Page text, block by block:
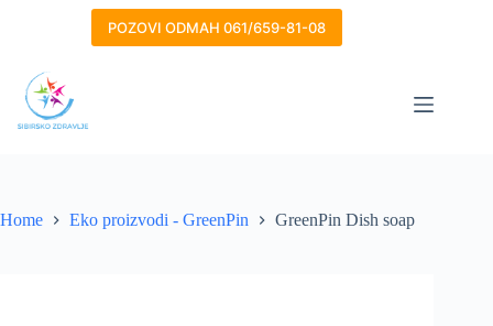
POZOVI ODMAH 061/659-81-08
Home Eko proizvodi - GreenPin GreenPin Dish soap